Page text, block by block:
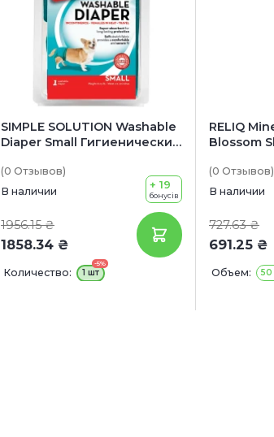
SIMPLE SOLUTION Washable
Diaper Small Гигиенические
использования для собак
(0 Отзывов)
В наличии
1956.15 ₴
1858.34 ₴
+ 19
бонусів
Количество:
-5%
1 шт
RELIQ
Blossom
садовой
(0 Отзывов)
В наличии
727.63 ₴
691.25 ₴
Объем: 50